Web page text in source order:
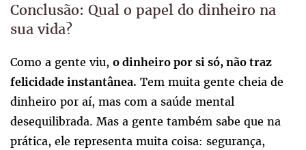
Conclusão: Qual o papel do dinheiro na
sua vida?
Como a gente viu, o dinheiro por si só, não traz
felicidade instantânea. Tem muita gente cheia de
dinheiro por aí, mas com a saúde mental
desequilibrada. Mas a gente também sabe que na
prática, ele representa muita coisa: segurança,